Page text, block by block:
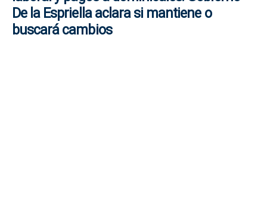
De la Espriella aclara si mantiene o
buscará cambios